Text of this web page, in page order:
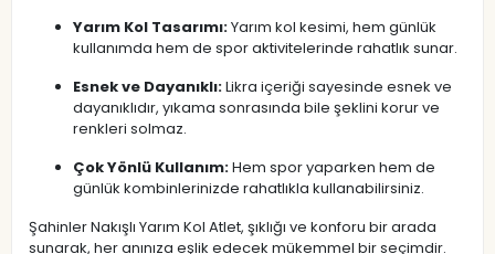
Yarım Kol Tasarımı:Yarım kol kesimi, hem günlük
kullanımda hem de spor aktivitelerinde rahatlık sunar.
Esnek ve Dayanıklı:Likra içeriği sayesinde esnek ve
dayanıklıdır, yıkama sonrasında bile şeklini korur ve
renkleri solmaz.
Çok Yönlü Kullanım:Hem spor yaparken hem de
günlük kombinlerinizde rahatlıkla kullanabilirsiniz.
Şahinler Nakışlı Yarım Kol Atlet, şıklığı ve konforu bir arada
sunarak, her anınıza eşlik edecek mükemmel bir seçimdir.